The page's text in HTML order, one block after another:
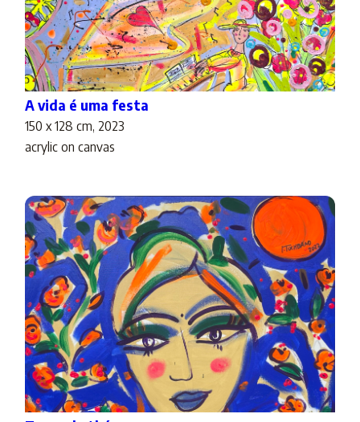
A vida é uma festa
150 x 128 cm, 2023
acrylic on canvas